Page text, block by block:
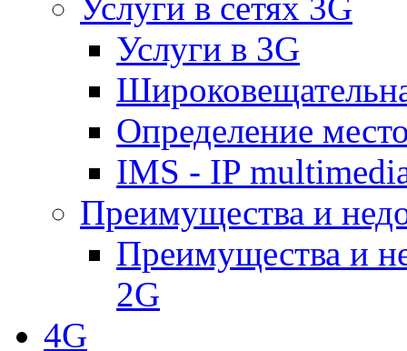
Услуги в 3G
Определение
IMS - IP
Преимущества и
Преимущества и
2G
4G